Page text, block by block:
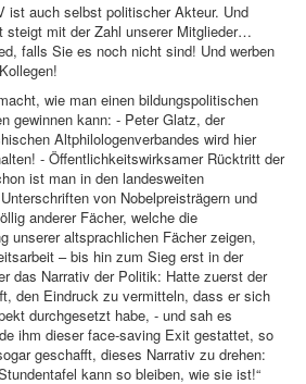
ist auch selbst politischer Akteur. Und
steigt mit der Zahl unserer Mitglieder…
falls Sie es noch nicht sind! Und werben
wie man einen bildungspolitischen
gewinnen kann: - Peter Glatz, der
Altphilologenverbandes wird hier
- Öffentlichkeitswirksamer Rücktritt der
ist man in den landesweiten
von Nobelpreisträgern und
anderer Fächer, welche die
unserer altsprachlichen Fächer zeigen,
– bis hin zum Sieg erst in der
das Narrativ der Politik: Hatte zuerst der
den Eindruck zu vermitteln, dass er sich
durchgesetzt habe, - und sah es
ihm dieser face-saving Exit gestattet, so
geschafft, dieses Narrativ zu drehen:
kann so bleiben, wie sie ist!“